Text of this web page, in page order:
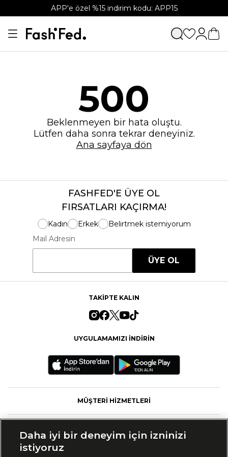
APP'e özel %15 indirim kodu: APP15
500
Beklenmeyen bir hata oluştu.
Lütfen daha sonra tekrar deneyiniz.
Ana sayfaya dön
FASHFED'E ÜYE OL
FIRSATLARI KAÇIRMA!
Kadın Erkek
Belirtmek istemiyorum
Mail Adresin
ÜYE OL
TAKİPTE KALIN
UYGULAMAMIZI İNDİRİN
MÜŞTERİ HİZMETLERİ
Daha iyi bir deneyim için izninizi
istiyoruz